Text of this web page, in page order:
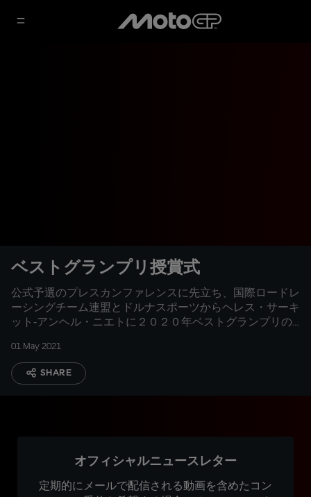
ベストグランプリ授賞式
公式予選のプレスカンファレンスに先立ち、国際ロードレ
ーシングチーム連盟とドルナスポーツからヘレス・サーキ
ット‐アンヘル・ニエトに２０２０年ベストグランプリの
01 May 2021
SHARE
オフィシャルニュースレター
定期的にメールで配信される動画を含めたコン